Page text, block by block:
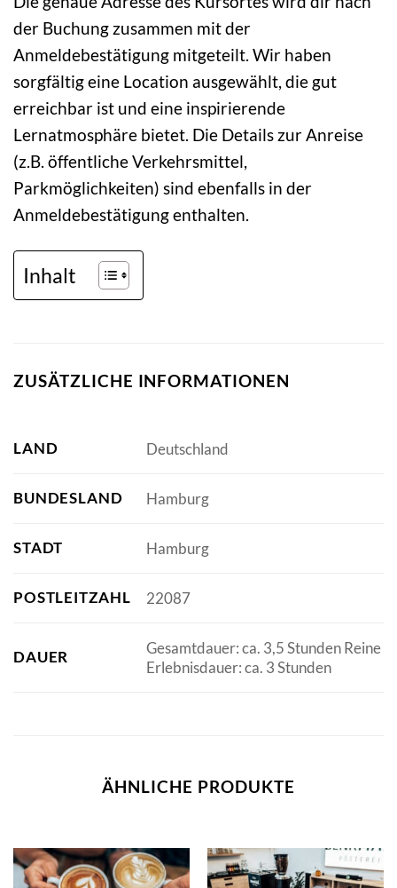
der Buchung zusammen mit der
Anmeldebestätigung mitgeteilt. Wir haben
sorgfältig eine Location ausgewählt, die gut
erreichbar ist und eine inspirierende
Lernatmosphäre bietet. Die Details zur Anreise
(z.B. öffentliche Verkehrsmittel,
Parkmöglichkeiten) sind ebenfalls in der
Anmeldebestätigung enthalten.
Inhalt
ZUSÄTZLICHE INFORMATIONEN
LAND Deutschland
BUNDESLAND Hamburg
STADT Hamburg
POSTLEITZAHL 22087
DAUER
Gesamtdauer: ca. 3,5 Stunden Reine
Erlebnisdauer: ca. 3 Stunden
ÄHNLICHE PRODUKTE